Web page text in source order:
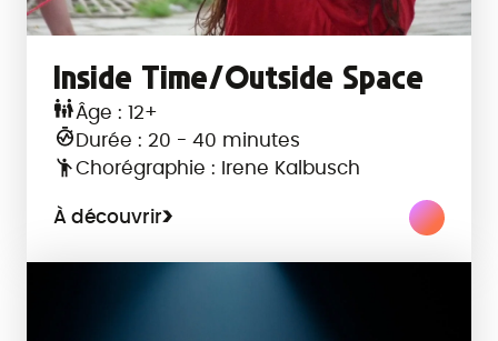
Inside Time/Outside Space
Âge : 12+
Durée : 20 - 40 minutes
Chorégraphie : Irene Kalbusch
À découvrir